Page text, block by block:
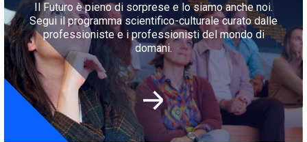
Il Futuro è pieno di sorprese e lo siamo anche noi.
Segui il programma scientifico-culturale curato dalle
professioniste e i professionisti del mondo di
domani.